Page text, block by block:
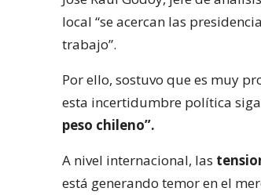
local “se acercan las
trabajo”.
Por ello, sostuvo que es muy
esta incertidumbre política
peso chileno”.
A nivel internacional, las
está generando temor en el